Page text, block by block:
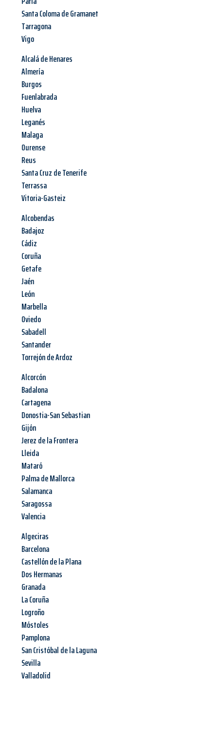
Santa Coloma de Gramanet
Tarragona
Vigo
Alcalá de Henares
Almería
Burgos
Fuenlabrada
Huelva
Leganés
Malaga
Ourense
Reus
Santa Cruz de Tenerife
Terrassa
Vitoria-Gasteiz
Alcobendas
Badajoz
Cádiz
Coruña
Getafe
Jaén
León
Marbella
Oviedo
Sabadell
Santander
Torrejón de Ardoz
Alcorcón
Badalona
Cartagena
Donostia-San Sebastian
Gijón
Jerez de la Frontera
Lleida
Mataró
Palma de Mallorca
Salamanca
Saragossa
Valencia
Algeciras
Barcelona
Castellón de la Plana
Dos Hermanas
Granada
La Coruña
Logroño
Móstoles
Pamplona
San Cristóbal de la Laguna
Sevilla
Valladolid